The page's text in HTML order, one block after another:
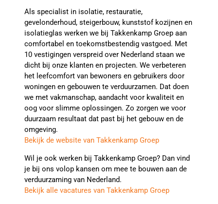
Als specialist in isolatie, restauratie,
gevelonderhoud, steigerbouw, kunststof kozijnen en
isolatieglas werken we bij Takkenkamp Groep aan
comfortabel en toekomstbestendig vastgoed. Met
10 vestigingen verspreid over Nederland staan we
dicht bij onze klanten en projecten. We verbeteren
het leefcomfort van bewoners en gebruikers door
woningen en gebouwen te verduurzamen. Dat doen
we met vakmanschap, aandacht voor kwaliteit en
oog voor slimme oplossingen. Zo zorgen we voor
duurzaam resultaat dat past bij het gebouw en de
omgeving.
Bekijk de website van Takkenkamp Groep
Wil je ook werken bij Takkenkamp Groep? Dan vind
je bij ons volop kansen om mee te bouwen aan de
verduurzaming van Nederland.
Bekijk alle vacatures van Takkenkamp Groep